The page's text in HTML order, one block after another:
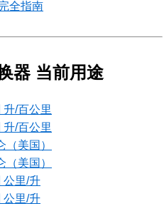
全指南
器 当前用途
/百公里
/百公里
美国）
美国）
公里/升
公里/升